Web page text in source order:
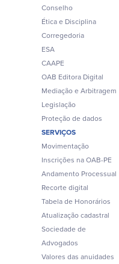
Conselho
Ética e Disciplina
Corregedoria
ESA
CAAPE
OAB Editora Digital
Mediação e Arbitragem
Legislação
Proteção de dados
SERVIÇOS
Movimentação
Inscrições na OAB-PE
Andamento Processual
Recorte digital
Tabela de Honorários
Atualização cadastral
Sociedade de
Advogados
Valores das anuidades